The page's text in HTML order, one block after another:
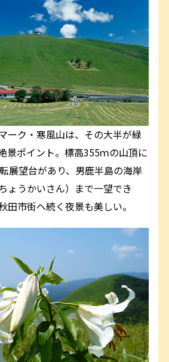
ーク・寒風山は、その大半が緑
景ポイント。標高355ｍの山頂に
展望台があり、男鹿半島の海岸
ょうかいさん）まで一望でき
田市街へ続く夜景も美しい。